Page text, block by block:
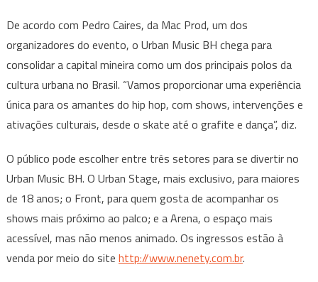
BH
De acordo com Pedro Caires, da Mac Prod, um dos
organizadores do evento, o Urban Music BH chega para
consolidar a capital mineira como um dos principais polos da
cultura urbana no Brasil. “Vamos proporcionar uma experiência
única para os amantes do hip hop, com shows, intervenções e
ativações culturais, desde o skate até o grafite e dança”, diz.
O público pode escolher entre três setores para se divertir no
Urban Music BH. O Urban Stage, mais exclusivo, para maiores
de 18 anos; o Front, para quem gosta de acompanhar os
shows mais próximo ao palco; e a Arena, o espaço mais
acessível, mas não menos animado. Os ingressos estão à
venda por meio do site http://www.nenety.com.br.